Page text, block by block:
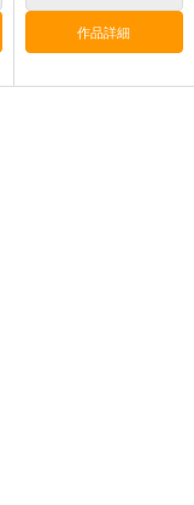
作品詳細